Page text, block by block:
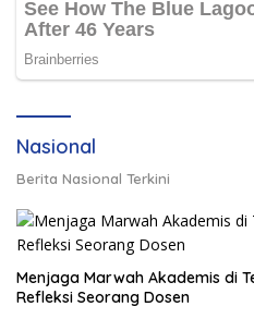
Nasional
Berita Nasional Terkini
Menjaga Marwah Akademis di
Refleksi Seorang Dosen